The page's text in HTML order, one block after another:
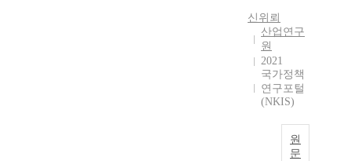
신위뢰
산업연구
원
2021
국가정책
연구포털
(NKIS)
원
문